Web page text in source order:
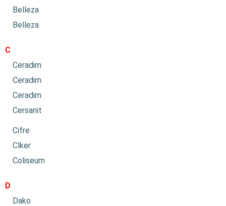
Belleza
Belleza
C
Ceradim
Ceradim
Ceradim
Cersanit
Cifre
Clker
Coliseum
D
Dako